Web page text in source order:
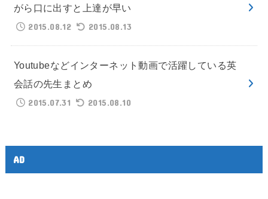
がら口に出すと上達が早い
2015.08.12
2015.08.13
Youtubeなどインターネット動画で活躍している英
会話の先生まとめ
2015.07.31
2015.08.10
AD